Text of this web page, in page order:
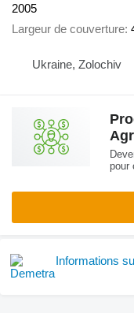
2005
Largeur de couverture
Ukraine, Zolochiv
pour
Informations